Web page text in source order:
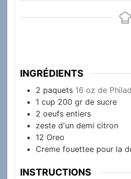
INGRÉDIENTS
2 paquets 16 oz de
1 cup 200 gr de sucre
2 oeufs entiers
zeste d'un demi citron
12 Oreo
Creme fouettee pour la
INSTRUCTIONS